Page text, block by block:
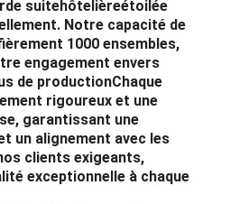
de suitehôtelièreétoilée
Notre capacité de
1000 ensembles,
engagement envers
de productionChaque
rigoureux et une
garantissant une
un alignement avec les
clients exigeants,
exceptionnelle à chaque